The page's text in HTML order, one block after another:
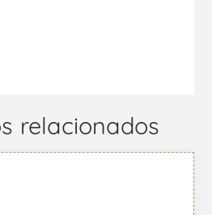
relacionados